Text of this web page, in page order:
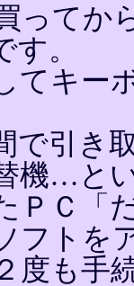
ってか
。
てキー
で引き
機…と
ＰＣ「
フトを
度も手